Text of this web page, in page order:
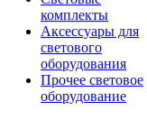
комплекты
Аксессуары для
светового
оборудования
Прочее световое
оборудование